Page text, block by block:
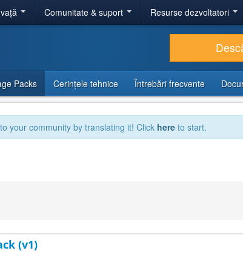
Comunitate & suport Resurse dezvoltatori
Packs Cerințele tehnice Întrebări frecvente
your community by translating it! Click here to start.
(v1)